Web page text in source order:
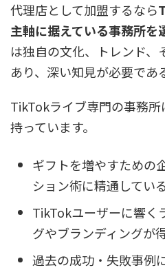
代理店として加盟するなら
主軸に据えている事務所を
は独自の文化、トレンド
あり、深い知見が必要であ
TikTokライブ専門の事務
持っています。
ギフトを増やすための
ション術に精通している
TikTokユーザーに響く
グやブランディングが
過去の成功・失敗事例